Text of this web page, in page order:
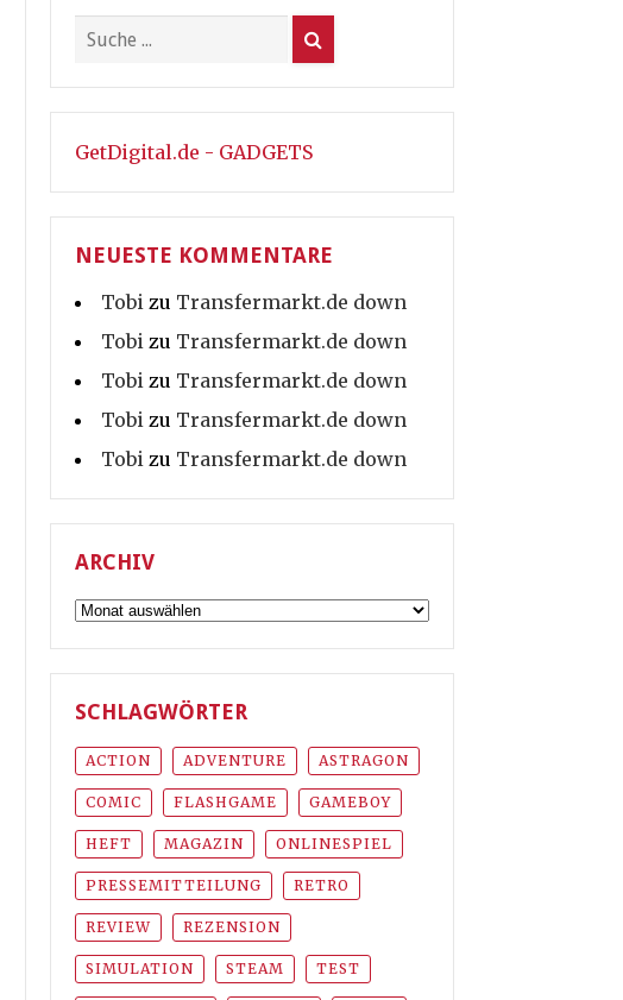
GetDigital.de - GADGETS
NEUESTE KOMMENTARE
Tobi zu Transfermarkt.de down
Tobi zu Transfermarkt.de down
Tobi zu Transfermarkt.de down
Tobi zu Transfermarkt.de down
Tobi zu Transfermarkt.de down
ARCHIV
Archiv
SCHLAGWÖRTER
ACTION ADVENTURE ASTRAGON
COMIC FLASHGAME GAMEBOY
HEFT MAGAZIN ONLINESPIEL
PRESSEMITTEILUNG RETRO
REVIEW REZENSION
SIMULATION STEAM TEST